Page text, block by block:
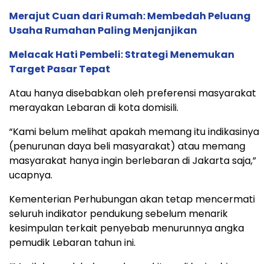
Merajut Cuan dari Rumah: Membedah Peluang
Usaha Rumahan Paling Menjanjikan
Melacak Hati Pembeli: Strategi Menemukan
Target Pasar Tepat
Atau hanya disebabkan oleh preferensi masyarakat
merayakan Lebaran di kota domisili.
“Kami belum melihat apakah memang itu indikasinya
(penurunan daya beli masyarakat) atau memang
masyarakat hanya ingin berlebaran di Jakarta saja,”
ucapnya.
Kementerian Perhubungan akan tetap mencermati
seluruh indikator pendukung sebelum menarik
kesimpulan terkait penyebab menurunnya angka
pemudik Lebaran tahun ini.